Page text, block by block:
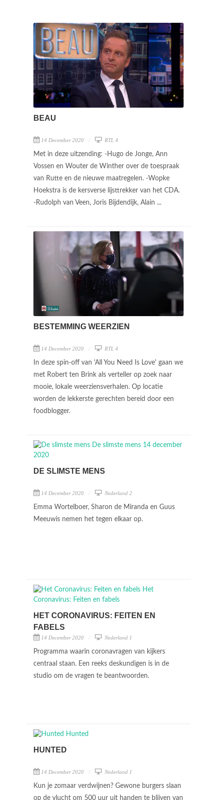
BEAU
14 December 2020 RTL 4
Met in deze uitzending: -Hugo de Jonge, Ann
Vossen en Wouter de Winther over de toespraak
van Rutte en de nieuwe maatregelen. -Wopke
Hoekstra is de kersverse lijsttrekker van het CDA.
-Rudolph van Veen, Joris Bijdendijk, Alain ...
BESTEMMING WEERZIEN
14 December 2020 RTL 4
In deze spin-off van 'All You Need Is Love' gaan we
met Robert ten Brink als verteller op zoek naar
mooie, lokale weerziensverhalen. Op locatie
worden de lekkerste gerechten bereid door een
foodblogger.
DE SLIMSTE MENS
14 December 2020 Nederland 2
Emma Wortelboer, Sharon de Miranda en Guus
Meeuwis nemen het tegen elkaar op.
HET CORONAVIRUS: FEITEN EN
FABELS
14 December 2020 Nederland 1
Programma waarin coronavragen van kijkers
centraal staan. Een reeks deskundigen is in de
studio om de vragen te beantwoorden.
HUNTED
14 December 2020 Nederland 1
Kun je zomaar verdwijnen? Gewone burgers slaan
op de vlucht om 500 uur uit handen te blijven van